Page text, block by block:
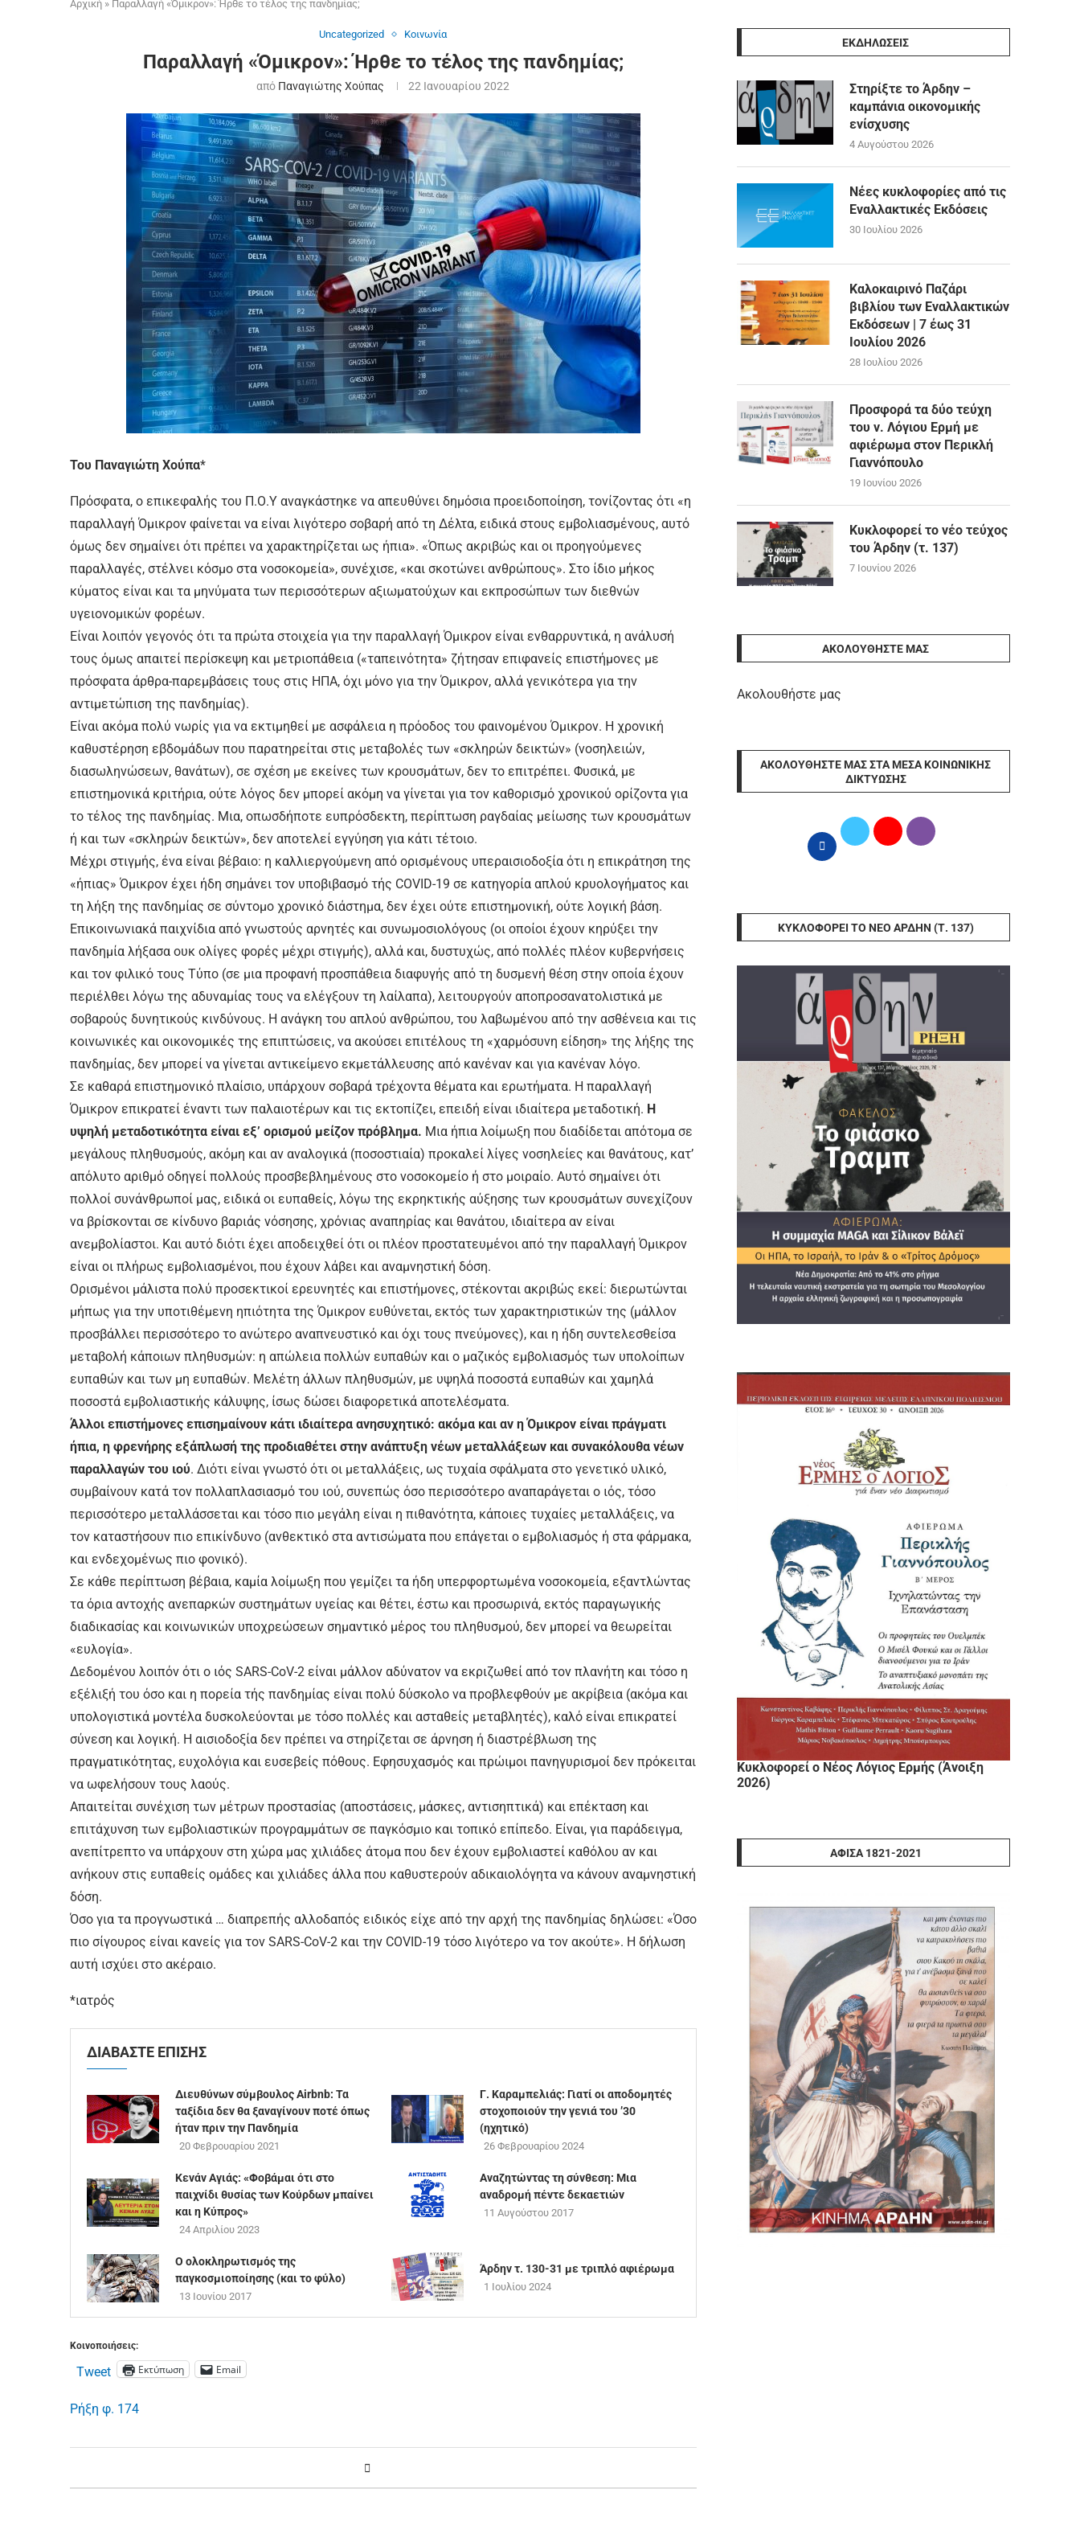
Αρχική » Παραλλαγή «Όμικρον»: Ήρθε το τέλος της πανδημίας;
Uncategorized Κοινωνία
Παραλλαγή «Όμικρον»: Ήρθε το τέλος της πανδημίας;
από Παναγιώτης Χούπας 22 Ιανουαρίου 2022
Του Παναγιώτη Χούπα*
Πρόσφατα, ο επικεφαλής του Π.Ο.Υ αναγκάστηκε να απευθύνει δημόσια προειδοποίηση, τονίζοντας ότι «η
παραλλαγή Όμικρον φαίνεται να είναι λιγότερο σοβαρή από τη Δέλτα, ειδικά στους εμβολιασμένους, αυτό
όμως δεν σημαίνει ότι πρέπει να χαρακτηρίζεται ως ήπια». «Όπως ακριβώς και οι προηγούμενες
παραλλαγές, στέλνει κόσμο στα νοσοκομεία», συνέχισε, «και σκοτώνει ανθρώπους». Στο ίδιο μήκος
κύματος είναι και τα μηνύματα των περισσότερων αξιωματούχων και εκπροσώπων των διεθνών
υγειονομικών φορέων.
Είναι λοιπόν γεγονός ότι τα πρώτα στοιχεία για την παραλλαγή Όμικρον είναι ενθαρρυντικά, η ανάλυσή
τους όμως απαιτεί περίσκεψη και μετριοπάθεια («ταπεινότητα» ζήτησαν επιφανείς επιστήμονες με
πρόσφατα άρθρα-παρεμβάσεις τους στις ΗΠΑ, όχι μόνο για την Όμικρον, αλλά γενικότερα για την
αντιμετώπιση της πανδημίας).
Είναι ακόμα πολύ νωρίς για να εκτιμηθεί με ασφάλεια η πρόοδος του φαινομένου Όμικρον. Η χρονική
καθυστέρηση εβδομάδων που παρατηρείται στις μεταβολές των «σκληρών δεικτών» (νοσηλειών,
διασωληνώσεων, θανάτων), σε σχέση με εκείνες των κρουσμάτων, δεν το επιτρέπει. Φυσικά, με
επιστημονικά κριτήρια, ούτε λόγος δεν μπορεί ακόμη να γίνεται για τον καθορισμό χρονικού ορίζοντα για
το τέλος της πανδημίας. Μια, οπωσδήποτε ευπρόσδεκτη, περίπτωση ραγδαίας μείωσης των κρουσμάτων
ή και των «σκληρών δεικτών», δεν αποτελεί εγγύηση για κάτι τέτοιο.
Μέχρι στιγμής, ένα είναι βέβαιο: η καλλιεργούμενη από ορισμένους υπεραισιοδοξία ότι η επικράτηση της
«ήπιας» Όμικρον έχει ήδη σημάνει τον υποβιβασμό τής COVID-19 σε κατηγορία απλού κρυολογήματος και
τη λήξη της πανδημίας σε σύντομο χρονικό διάστημα, δεν έχει ούτε επιστημονική, ούτε λογική βάση.
Επικοινωνιακά παιχνίδια από γνωστούς αρνητές και συνωμοσιολόγους (οι οποίοι έχουν κηρύξει την
πανδημία λήξασα ουκ ολίγες φορές μέχρι στιγμής), αλλά και, δυστυχώς, από πολλές πλέον κυβερνήσεις
και τον φιλικό τους Τύπο (σε μια προφανή προσπάθεια διαφυγής από τη δυσμενή θέση στην οποία έχουν
περιέλθει λόγω της αδυναμίας τους να ελέγξουν τη λαίλαπα), λειτουργούν αποπροσανατολιστικά με
σοβαρούς δυνητικούς κινδύνους. Η ανάγκη του απλού ανθρώπου, του λαβωμένου από την ασθένεια και τις
κοινωνικές και οικονομικές της επιπτώσεις, να ακούσει επιτέλους τη «χαρμόσυνη είδηση» της λήξης της
πανδημίας, δεν μπορεί να γίνεται αντικείμενο εκμετάλλευσης από κανέναν και για κανέναν λόγο.
Σε καθαρά επιστημονικό πλαίσιο, υπάρχουν σοβαρά τρέχοντα θέματα και ερωτήματα. Η παραλλαγή
Όμικρον επικρατεί έναντι των παλαιοτέρων και τις εκτοπίζει, επειδή είναι ιδιαίτερα μεταδοτική. Η
υψηλή μεταδοτικότητα είναι εξ’ ορισμού μείζον πρόβλημα. Μια ήπια λοίμωξη που διαδίδεται απότομα σε
μεγάλους πληθυσμούς, ακόμη και αν αναλογικά (ποσοστιαία) προκαλεί λίγες νοσηλείες και θανάτους, κατ’
απόλυτο αριθμό οδηγεί πολλούς προσβεβλημένους στο νοσοκομείο ή στο μοιραίο. Αυτό σημαίνει ότι
πολλοί συνάνθρωποί μας, ειδικά οι ευπαθείς, λόγω της εκρηκτικής αύξησης των κρουσμάτων συνεχίζουν
να βρίσκονται σε κίνδυνο βαριάς νόσησης, χρόνιας αναπηρίας και θανάτου, ιδιαίτερα αν είναι
ανεμβολίαστοι. Και αυτό διότι έχει αποδειχθεί ότι οι πλέον προστατευμένοι από την παραλλαγή Όμικρον
είναι οι πλήρως εμβολιασμένοι, που έχουν λάβει και αναμνηστική δόση.
Ορισμένοι μάλιστα πολύ προσεκτικοί ερευνητές και επιστήμονες, στέκονται ακριβώς εκεί: διερωτώνται
μήπως για την υποτιθέμενη ηπιότητα της Όμικρον ευθύνεται, εκτός των χαρακτηριστικών της (μάλλον
προσβάλλει περισσότερο το ανώτερο αναπνευστικό και όχι τους πνεύμονες), και η ήδη συντελεσθείσα
μεταβολή κάποιων πληθυσμών: η απώλεια πολλών ευπαθών και ο μαζικός εμβολιασμός των υπολοίπων
ευπαθών και των μη ευπαθών. Μελέτη άλλων πληθυσμών, με υψηλά ποσοστά ευπαθών και χαμηλά
ποσοστά εμβολιαστικής κάλυψης, ίσως δώσει διαφορετικά αποτελέσματα.
Άλλοι επιστήμονες επισημαίνουν κάτι ιδιαίτερα ανησυχητικό: ακόμα και αν η Όμικρον είναι πράγματι
ήπια, η φρενήρης εξάπλωσή της προδιαθέτει στην ανάπτυξη νέων μεταλλάξεων και συνακόλουθα νέων
παραλλαγών του ιού. Διότι είναι γνωστό ότι οι μεταλλάξεις, ως τυχαία σφάλματα στο γενετικό υλικό,
συμβαίνουν κατά τον πολλαπλασιασμό του ιού, συνεπώς όσο περισσότερο αναπαράγεται ο ιός, τόσο
περισσότερο μεταλλάσσεται και τόσο πιο μεγάλη είναι η πιθανότητα, κάποιες τυχαίες μεταλλάξεις, να
τον καταστήσουν πιο επικίνδυνο (ανθεκτικό στα αντισώματα που επάγεται ο εμβολιασμός ή στα φάρμακα,
και ενδεχομένως πιο φονικό).
Σε κάθε περίπτωση βέβαια, καμία λοίμωξη που γεμίζει τα ήδη υπερφορτωμένα νοσοκομεία, εξαντλώντας
τα όρια αντοχής ανεπαρκών συστημάτων υγείας και θέτει, έστω και προσωρινά, εκτός παραγωγικής
διαδικασίας και κοινωνικών υποχρεώσεων σημαντικό μέρος του πληθυσμού, δεν μπορεί να θεωρείται
«ευλογία».
Δεδομένου λοιπόν ότι ο ιός SARS-CoV-2 είναι μάλλον αδύνατον να εκριζωθεί από τον πλανήτη και τόσο η
εξέλιξή του όσο και η πορεία τής πανδημίας είναι πολύ δύσκολο να προβλεφθούν με ακρίβεια (ακόμα και
υπολογιστικά μοντέλα δυσκολεύονται με τόσο πολλές και ασταθείς μεταβλητές), καλό είναι επικρατεί
σύνεση και λογική. Η αισιοδοξία δεν πρέπει να στηρίζεται σε άρνηση ή διαστρέβλωση της
πραγματικότητας, ευχολόγια και ευσεβείς πόθους. Εφησυχασμός και πρώιμοι πανηγυρισμοί δεν πρόκειται
να ωφελήσουν τους λαούς.
Απαιτείται συνέχιση των μέτρων προστασίας (αποστάσεις, μάσκες, αντισηπτικά) και επέκταση και
επιτάχυνση των εμβολιαστικών προγραμμάτων σε παγκόσμιο και τοπικό επίπεδο. Είναι, για παράδειγμα,
ανεπίτρεπτο να υπάρχουν στη χώρα μας χιλιάδες άτομα που δεν έχουν εμβολιαστεί καθόλου αν και
ανήκουν στις ευπαθείς ομάδες και χιλιάδες άλλα που καθυστερούν αδικαιολόγητα να κάνουν αναμνηστική
δόση.
Όσο για τα προγνωστικά … διαπρεπής αλλοδαπός ειδικός είχε από την αρχή της πανδημίας δηλώσει: «Όσο
πιο σίγουρος είναι κανείς για τον SARS-CoV-2 και την COVID-19 τόσο λιγότερο να τον ακούτε». Η δήλωση
αυτή ισχύει στο ακέραιο.
*ιατρός
ΔΙΑΒΑΣΤΕ ΕΠΙΣΗΣ
Διευθύνων σύμβουλος Airbnb: Τα
ταξίδια δεν θα ξαναγίνουν ποτέ όπως
ήταν πριν την Πανδημία
20 Φεβρουαρίου 2021
Γ. Καραμπελιάς: Γιατί οι αποδομητές
στοχοποιούν την γενιά του ’30
(ηχητικό)
26 Φεβρουαρίου 2024
Κενάν Αγιάς: «Φοβάμαι ότι στο
παιχνίδι θυσίας των Κούρδων μπαίνει
και η Κύπρος»
24 Απριλίου 2023
Aναζητώντας τη σύνθεση: Μια
αναδρομή πέντε δεκαετιών
11 Αυγούστου 2017
Ο ολοκληρωτισμός της
παγκοσμιοποίησης (και το φύλο)
13 Ιουνίου 2017
Άρδην τ. 130-31 με τριπλό αφιέρωμα
1 Ιουλίου 2024
Κοινοποιήσεις:
Tweet Εκτύπωση Email
Ρήξη φ. 174
ΕΚΔΗΛΩΣΕΙΣ
Στηρίξτε το Άρδην –
καμπάνια οικονομικής
ενίσχυσης
4 Αυγούστου 2026
Νέες κυκλοφορίες από τις
Εναλλακτικές Εκδόσεις
30 Ιουλίου 2026
Καλοκαιρινό Παζάρι
βιβλίου των Εναλλακτικών
Εκδόσεων | 7 έως 31
Ιουλίου 2026
28 Ιουλίου 2026
Προσφορά τα δύο τεύχη
του ν. Λόγιου Ερμή με
αφιέρωμα στον Περικλή
Γιαννόπουλο
19 Ιουνίου 2026
Κυκλοφορεί το νέο τεύχος
του Άρδην (τ. 137)
7 Ιουνίου 2026
ΑΚΟΛΟΥΘΉΣΤΕ ΜΑΣ
Ακολουθήστε μας
ΑΚΟΛΟΥΘΉΣΤΕ ΜΑΣ ΣΤΑ ΜΈΣΑ ΚΟΙΝΩΝΙΚΉΣ
ΔΙΚΤΎΩΣΗΣ
ΚΥΚΛΟΦΟΡΕΊ ΤΟ ΝΈΟ ΆΡΔΗΝ (Τ. 137)
Κυκλοφορεί ο Νέος Λόγιος Ερμής (Άνοιξη
2026)
ΑΦΊΣΑ 1821-2021